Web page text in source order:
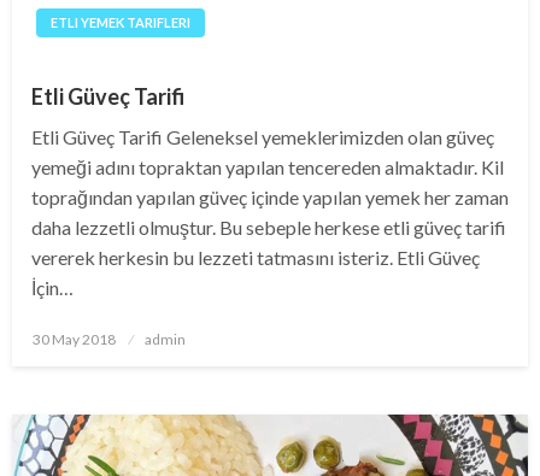
ETLI YEMEK TARIFLERI
Etli Güveç Tarifi
Etli Güveç Tarifi Geleneksel yemeklerimizden olan güveç
yemeği adını topraktan yapılan tencereden almaktadır. Kil
toprağından yapılan güveç içinde yapılan yemek her zaman
daha lezzetli olmuştur. Bu sebeple herkese etli güveç tarifi
vererek herkesin bu lezzeti tatmasını isteriz. Etli Güveç
İçin…
Posted
30 May 2018 admin